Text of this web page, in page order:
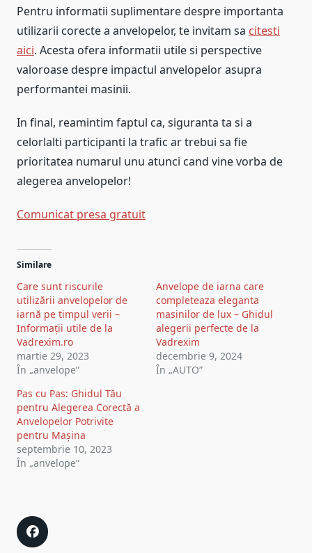
Pentru informatii suplimentare despre importanta
utilizarii corecte a anvelopelor, te invitam sa citesti
aici. Acesta ofera informatii utile si perspective
valoroase despre impactul anvelopelor asupra
performantei masinii.
In final, reamintim faptul ca, siguranta ta si a
celorlalti participanti la trafic ar trebui sa fie
prioritatea numarul unu atunci cand vine vorba de
alegerea anvelopelor!
Navigare
în
articole
Comunicat presa gratuit
Similare
Care sunt riscurile
utilizării anvelopelor de
iarnă pe timpul verii –
Informații utile de la
Vadrexim.ro
martie 29, 2023
În „anvelope”
Anvelope de iarna care
completeaza eleganta
masinilor de lux – Ghidul
alegerii perfecte de la
Vadrexim
decembrie 9, 2024
În „AUTO”
Pas cu Pas: Ghidul Tău
pentru Alegerea Corectă a
Anvelopelor Potrivite
pentru Mașina
septembrie 10, 2023
În „anvelope”